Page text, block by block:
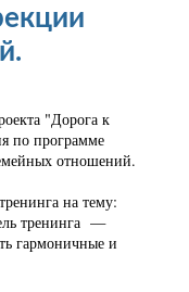
"Дорога к
по программе
отношений.
на тему:
тренинга —
гармоничные и